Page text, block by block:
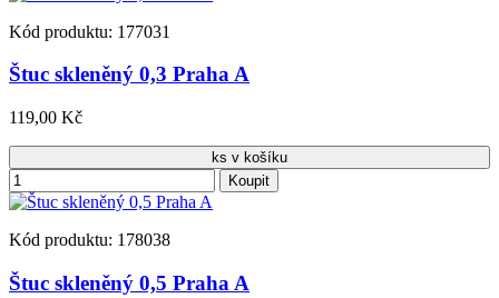
Kód produktu: 177031
Štuc skleněný 0,3 Praha A
119,00 Kč
ks v košíku
Koupit
Kód produktu: 178038
Štuc skleněný 0,5 Praha A